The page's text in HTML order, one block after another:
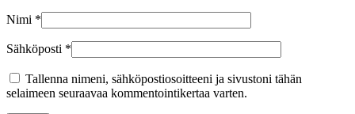
Nimi *
Sähköposti *
Tallenna nimeni, sähköpostiosoitteeni ja sivustoni tähän
selaimeen seuraavaa kommentointikertaa varten.